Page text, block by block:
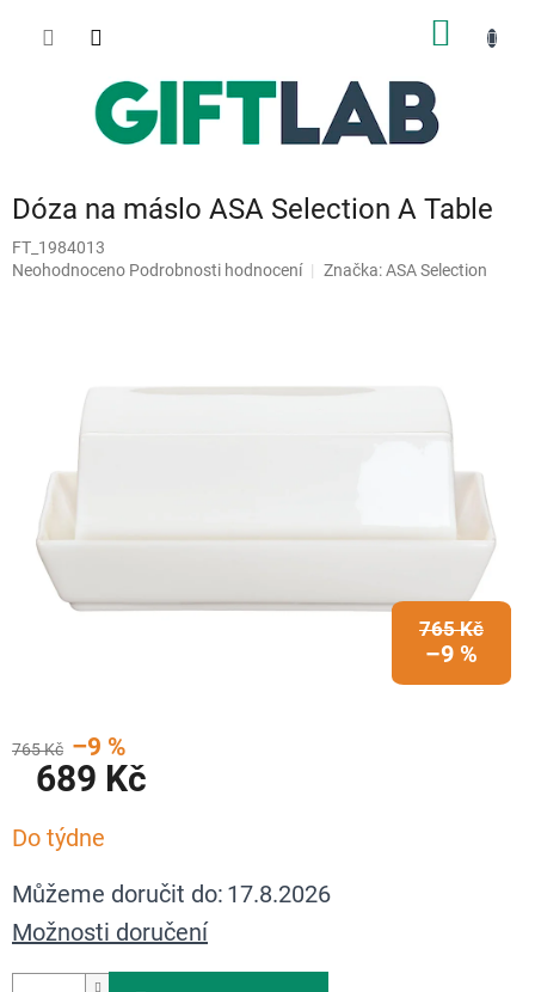
Dóza na máslo ASA Selection A Table
FT_1984013
Průměrné
hvězdiček.
Neohodnoceno Podrobnosti hodnocení Značka:ASA Selection
765 Kč
–9 %
765 Kč –9 %
689 Kč
cena:
Do týdne
Můžeme doručit do: 17.8.2026
Možnosti doručení